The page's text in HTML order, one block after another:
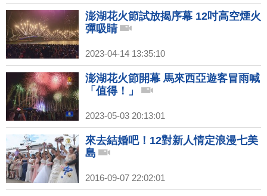
澎湖花火節試放揭序幕 12吋高空煙火
彈吸睛
2023-04-14 13:35:10
澎湖花火節開幕 馬來西亞遊客冒雨喊
「值得！」
2023-05-03 20:13:01
來去結婚吧！12對新人情定浪漫七美
島
2016-09-07 22:02:01